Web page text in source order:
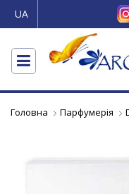
UA
Головна Парфумерія